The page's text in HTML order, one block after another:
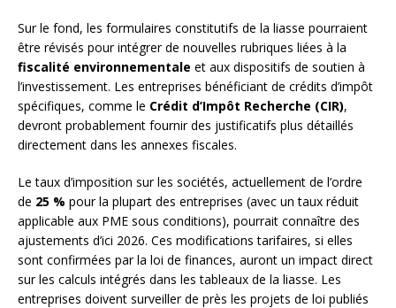
Sur le fond, les formulaires constitutifs de la liasse pourraient
être révisés pour intégrer de nouvelles rubriques liées à la
fiscalité environnementale et aux dispositifs de soutien à
l’investissement. Les entreprises bénéficiant de crédits d’impôt
spécifiques, comme le Crédit d’Impôt Recherche (CIR),
devront probablement fournir des justificatifs plus détaillés
directement dans les annexes fiscales.
Le taux d’imposition sur les sociétés, actuellement de l’ordre
de 25 % pour la plupart des entreprises (avec un taux réduit
applicable aux PME sous conditions), pourrait connaître des
ajustements d’ici 2026. Ces modifications tarifaires, si elles
sont confirmées par la loi de finances, auront un impact direct
sur les calculs intégrés dans les tableaux de la liasse. Les
entreprises doivent surveiller de près les projets de loi publiés